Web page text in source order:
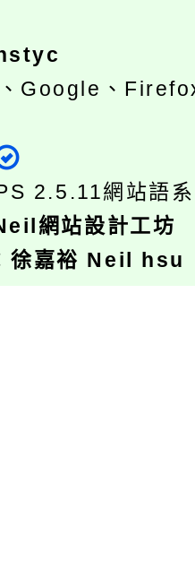
Google、
2.5.11網站語
網站設計工坊
徐嘉裕 Neil hsu